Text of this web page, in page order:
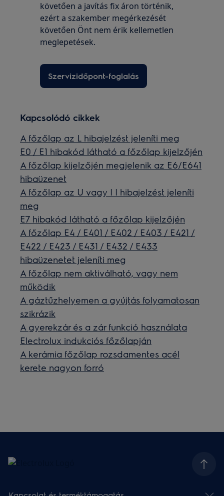
követően a javítás fix áron történik,
ezért a szakember megérkezését
követően Önt nem érik kellemetlen
meglepetések.
Szervizidőpont-foglalás
Kapcsolódó cikkek
A főzőlap az L hibajelzést jeleníti meg
E0 / E1 hibakód látható a főzőlap kijelzőjén
A főzőlap kijelzőjén megjelenik az E6/E641
hibaüzenet
A főzőlap az U vagy | | hibajelzést jeleníti
meg
E7 hibakód látható a főzőlap kijelzőjén
A főzőlap E4 / E401 / E402 / E403 / E421 /
E422 / E423 / E431 / E432 / E433
hibaüzenetet jeleníti meg
A főzőlap nem aktiválható, vagy nem
működik
A gáztűzhelyemen a gyújtás folyamatosan
szikrázik
A gyerekzár és a zár funkció használata
Electrolux indukciós főzőlapján
A kerámia főzőlap rozsdamentes acél
kerete nagyon forró